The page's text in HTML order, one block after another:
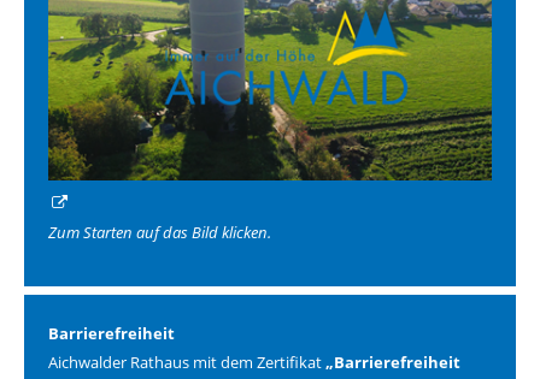
Zum Starten auf das Bild klicken.
Barrierefreiheit
Aichwalder Rathaus mit dem Zertifikat„Barrierefreiheit